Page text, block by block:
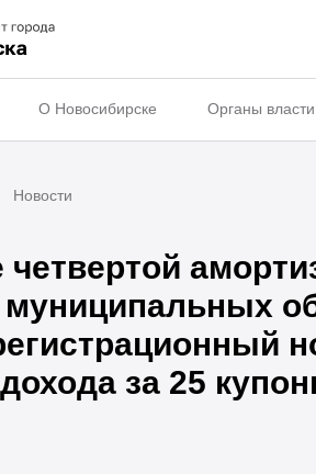
О Новосибирске Органы власти
Новости
за 25